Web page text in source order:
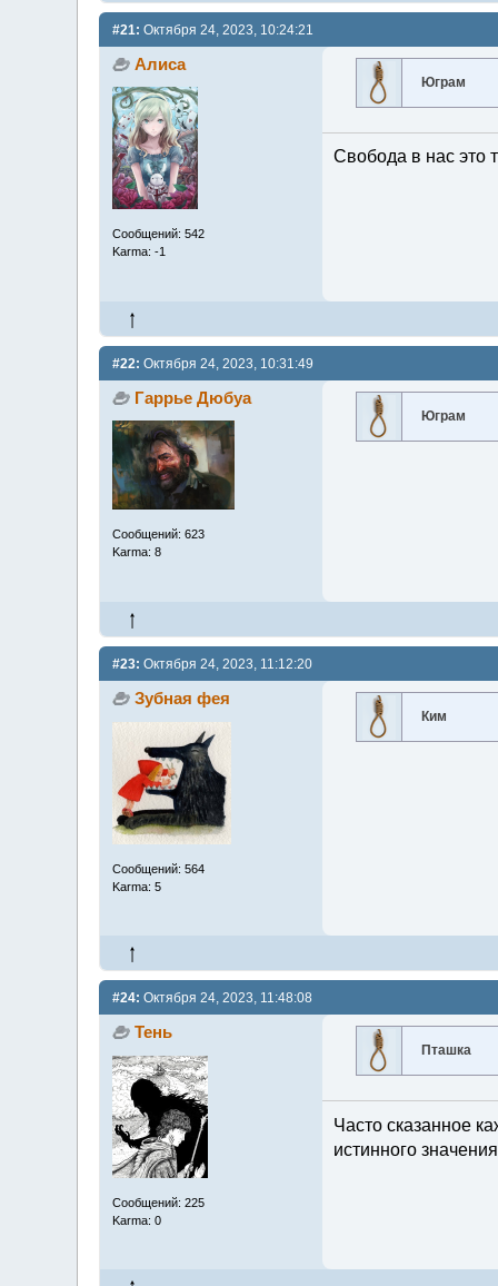
#21: Октября 24, 2023, 10:24:21
Алиса
Сообщений: 542
Karma: -1
Юграм
Свобода в нас это
#22: Октября 24, 2023, 10:31:49
Гаррье Дюбуа
Сообщений: 623
Karma: 8
Юграм
#23: Октября 24, 2023, 11:12:20
Зубная фея
Сообщений: 564
Karma: 5
Ким
#24: Октября 24, 2023, 11:48:08
Тень
Сообщений: 225
Karma: 0
Пташка
Часто сказанное
истинного